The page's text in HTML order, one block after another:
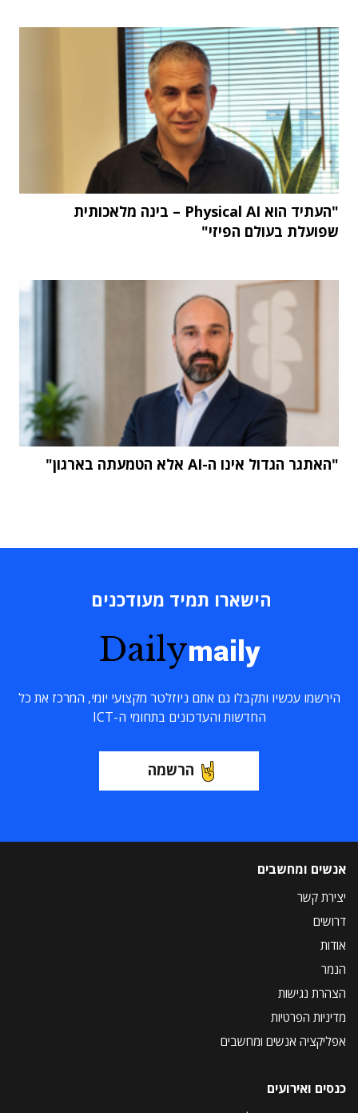
"העתיד הוא Physical AI – בינה מלאכותית
שפועלת בעולם הפיזי"
"האתגר הגדול אינו ה-AI אלא הטמעתה בארגון"
הישארו תמיד מעודכנים
Dailymaily
הירשמו עכשיו ותקבלו גם אתם ניוזלטר מקצועי יומי, המרכז את כל
החדשות והעדכונים בתחומי ה-ICT
הרשמה
אנשים ומחשבים
יצירת קשר
דרושים
אודות
הנמר
הצהרת נגישות
מדיניות הפרטיות
אפליקציה אנשים ומחשבים
כנסים ואירועים